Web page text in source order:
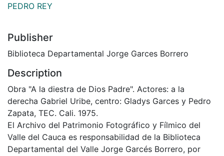
PEDRO REY
Publisher
Biblioteca Departamental Jorge Garces Borrero
Description
Obra "A la diestra de Dios Padre". Actores: a la
derecha Gabriel Uribe, centro: Gladys Garces y Pedro
Zapata, TEC. Cali. 1975.
El Archivo del Patrimonio Fotográfico y Fílmico del
Valle del Cauca es responsabilidad de la Biblioteca
Departamental del Valle Jorge Garcés Borrero, por